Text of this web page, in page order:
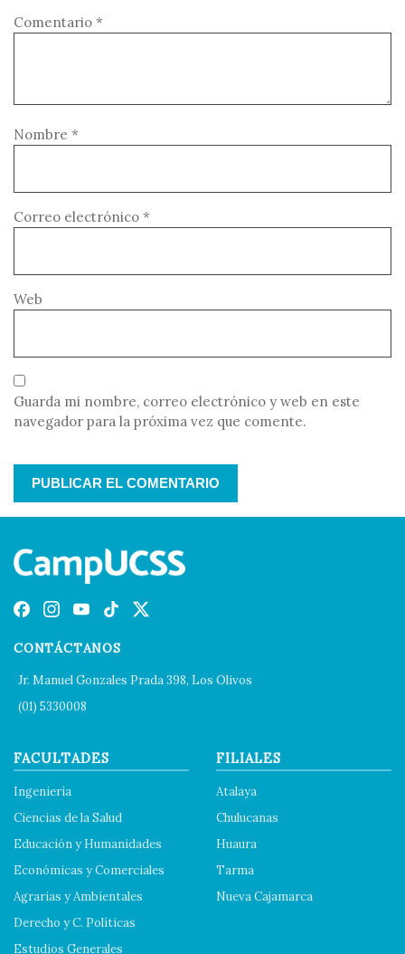
Comentario *
Nombre *
Correo electrónico *
Web
Guarda mi nombre, correo electrónico y web en este
navegador para la próxima vez que comente.
CONTÁCTANOS
Jr. Manuel Gonzales Prada 398, Los Olivos
(01) 5330008
FACULTADES
Ingeniería
Ciencias de la Salud
Educación y Humanidades
Económicas y Comerciales
Agrarias y Ambientales
Derecho y C. Políticas
Estudios Generales
FILIALES
Atalaya
Chulucanas
Huaura
Tarma
Nueva Cajamarca